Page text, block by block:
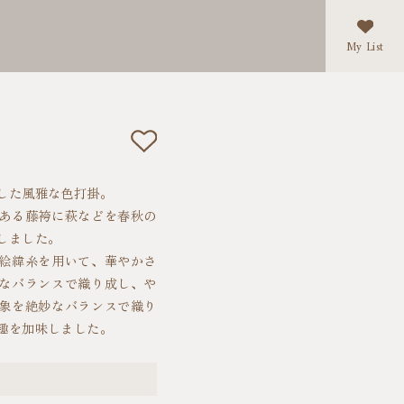
My List
風雅な色打掛。
る藤袴に萩などを春秋の
した。
緯糸を用いて、華やかさ
バランスで織り成し、や
を絶妙なバランスで織り
加味しました。